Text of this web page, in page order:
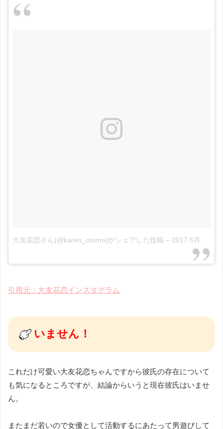
大友花恋さん(@karen_otomo)がシェアした投稿 – 2017 5月 7 8:48午後 PDT
引用元：大友花恋インスタグラム
いません！
これだけ可愛い大友花恋ちゃんですから彼氏の存在について
も気になるところですが、結論からいうと現在彼氏はいませ
ん。
またまだ若いので女優として活動するにあたって男遊びして